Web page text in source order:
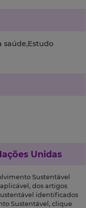
saúde,Estudo
Unidas
Sustentável
dos artigos
identificados
Sustentável, clique